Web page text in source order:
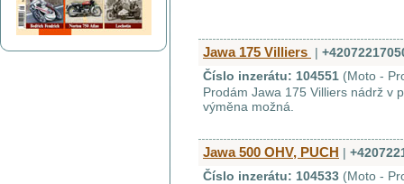
Jawa 175 Villiers |
Číslo inzerátu: 104551 (Moto -
Prodám Jawa 175 Villiers nádrž v
výměna možná.
Jawa 500 OHV, PUCH |
Číslo inzerátu: 104533 (Moto -